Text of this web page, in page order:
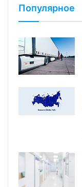
Популярное